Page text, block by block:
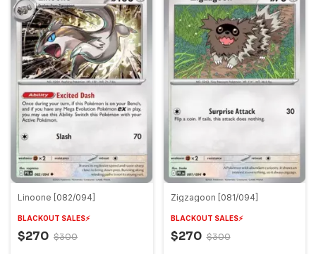
Linoone [082/094]
BLACKOUT SALES⚡️
$270 $300
Zigzagoon [081/094]
BLACKOUT SALES⚡️
$270 $300